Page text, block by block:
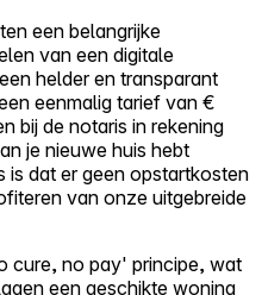
een belangrijke
van een digitale
helder en transparant
eenmalig tarief van €
bij de notaris in rekening
je nieuwe huis hebt
is dat er geen opstartkosten
van onze uitgebreide
cure, no pay' principe, wat
een geschikte woning